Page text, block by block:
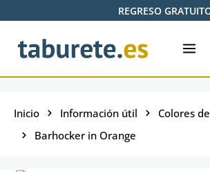
Saltar al contenido principalREGRESO
Inicio Información útil
Colores
Barhocker in Orange